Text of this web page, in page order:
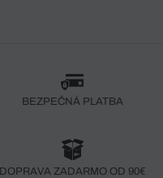
BEZPEČNÁ PLATBA
DOPRAVA ZADARMO OD 90€